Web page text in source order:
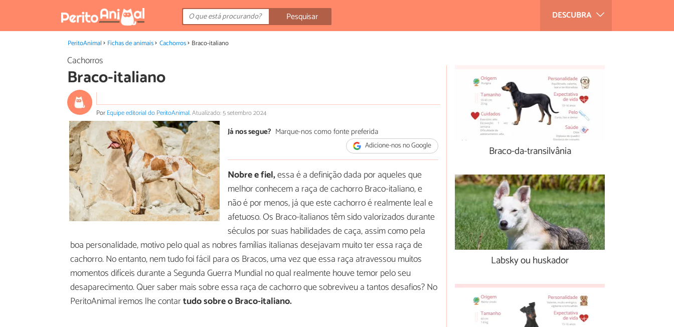
DESCUBRA
Pesquisar
PeritoAnimal Fichas de animais Cachorros Braco-italiano
Cachorros
Braco-italiano
PorEquipe editorial do PeritoAnimal.Atualizado: 5 setembro 2024
Já nos segue? Marque-nos como fonte preferida
Adicione-nos no Google
Nobre efiel,essa é a definição dada por aqueles que
melhor conhecem a raça de cachorro Braco-italiano, e
não é por menos, já que este cachorro é realmente leal e
afetuoso. Os Braco-italianos têm sido valorizados durante
séculos por suas habilidades de caça, assim como pela
boa personalidade, motivo pelo qual as nobres famílias italianas desejavam muito ter essa raça de
cachorro. No entanto, nem tudo foi fácil para os Bracos, uma vez que essa raça atravessou muitos
momentos difíceis durante a Segunda Guerra Mundial no qual realmente houve temor pelo seu
desaparecimento. Quer saber mais sobre essa raça de cachorro que sobreviveu a tantos desafios? No
PeritoAnimal iremos lhe contartudo sobre o Braco-italiano.
Braco-da-transilvânia
Labsky ou huskador